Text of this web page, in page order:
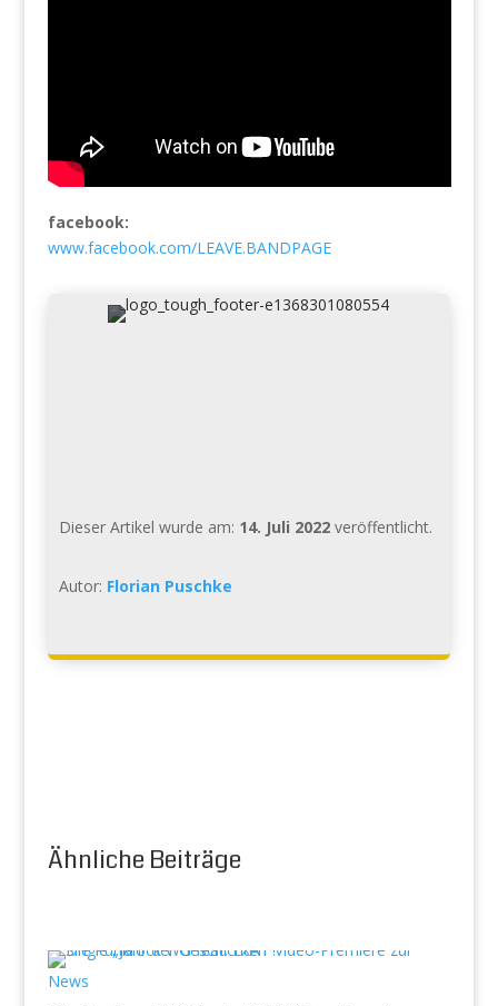
facebook:
www.facebook.com/LEAVE.BANDPAGE
Dieser Artikel wurde am: 14. Juli 2022veröffentlicht.
Autor: Florian Puschke
Ähnliche Beiträge
News